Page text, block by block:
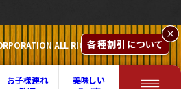
各種割引について
お子様連れ
美味しい
ALL RIGHTS RESERVED.